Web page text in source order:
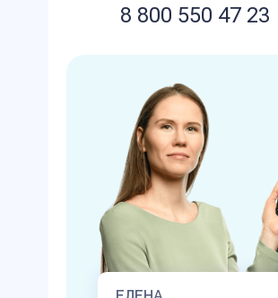
8 800 550 47 23